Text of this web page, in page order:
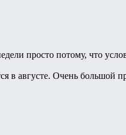
просто потому, что
в августе. Очень большой